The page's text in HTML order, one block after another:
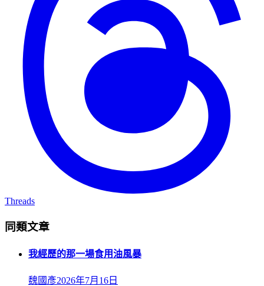
Threads
同類文章
我經歷的那一場食用油風暴
魏國彥2026年7月16日